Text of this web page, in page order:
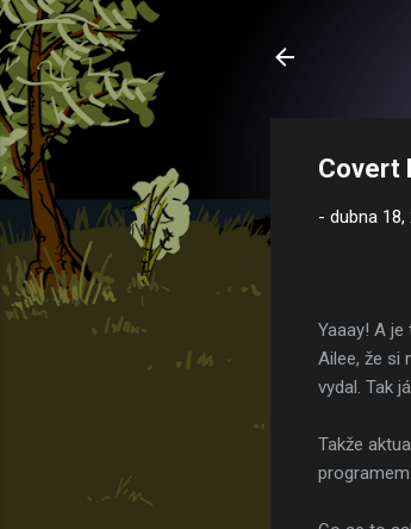
Covert
- dubna 18,
Yaaay! A
Ailee, že si
vydal. Tak
Takže
programem...